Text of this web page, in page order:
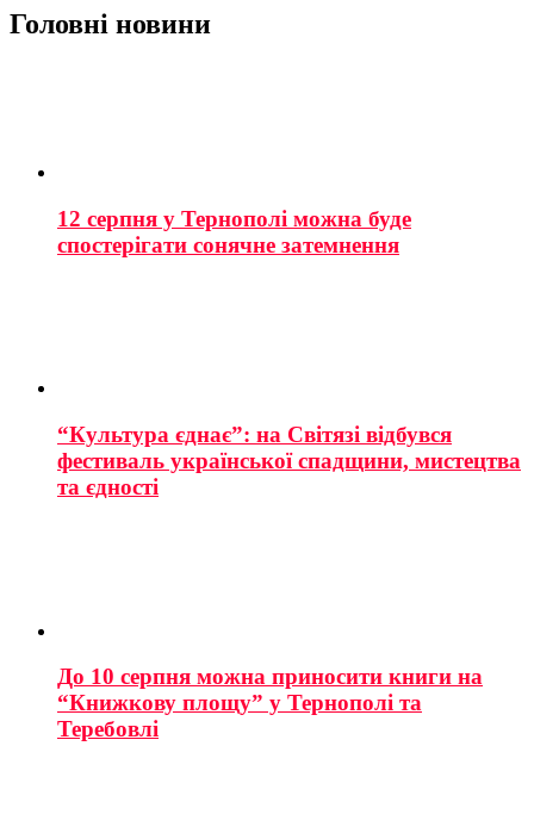
Головні новини
12 серпня у Тернополі можна буде
спостерігати сонячне затемнення
“Культура єднає”: на Світязі відбувся
фестиваль української спадщини, мистецтва
та єдності
До 10 серпня можна приносити книги на
“Книжкову площу” у Тернополі та
Теребовлі